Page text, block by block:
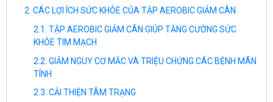
CÁC LỢI ÍCH SỨC KHỎE CỦA TẬP AEROBIC GIẢM CÂN
TẬP AEROBIC GIẢM CÂN GIÚP TĂNG CƯỜNG SỨC
KHỎE TIM MẠCH
GIẢM NGUY CƠ MẮC VÀ TRIỆU CHỨNG CÁC BỆNH MÃN
TÍNH
CẢI THIỆN TÂM TRẠNG